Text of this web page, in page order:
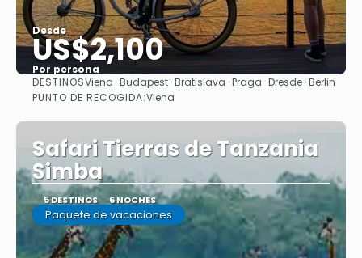
Desde
US$2,100
Por persona
Ver
DESTINOSViena · Budapest · Bratislava · Praga · Dresde · Berlin
PUNTO DE RECOGIDA:Viena
Safari Tierras de Tanzania
Simba
5 DESTINOS 6 NOCHES
Paquete de vacaciones